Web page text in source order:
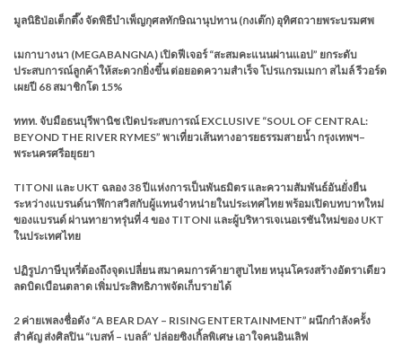
มูลนิธิป่อเต็กตึ๊ง จัดพิธีบำเพ็ญกุศลทักษิณานุปทาน (กงเต๊ก) อุทิศถวายพระบรมศพ
เมกาบางนา (MEGABANGNA) เปิดฟีเจอร์ “สะสมคะแนนผ่านแอป” ยกระดับ
ประสบการณ์ลูกค้าให้สะดวกยิ่งขึ้น ต่อยอดความสำเร็จ โปรแกรมเมกา สไมล์ รีวอร์ด
เผยปี 68 สมาชิกโต 15%
ททท. จับมือธนบุรีพานิช เปิดประสบการณ์ EXCLUSIVE “SOUL OF CENTRAL:
BEYOND THE RIVER RYMES” พาเที่ยวเส้นทางอารยธรรมสายน้ำ กรุงเทพฯ–
พระนครศรีอยุธยา
TITONI และ UKT ฉลอง 38 ปีแห่งการเป็นพันธมิตร และความสัมพันธ์อันยั่งยืน
ระหว่างแบรนด์นาฬิกาสวิสกับผู้แทนจำหน่ายในประเทศไทย พร้อมเปิดบทบาทใหม่
ของแบรนด์ ผ่านทายาทรุ่นที่ 4 ของ TITONI และผู้บริหารเจเนอเรชันใหม่ของ UKT
ในประเทศไทย
ปฏิรูปภาษีบุหรี่ต้องถึงจุดเปลี่ยน สมาคมการค้ายาสูบไทย หนุนโครงสร้างอัตราเดียว
ลดบิดเบือนตลาด เพิ่มประสิทธิภาพจัดเก็บรายได้
2 ค่ายเพลงชื่อดัง “A BEAR DAY – RISING ENTERTAINMENT” ผนึกกำลังครั้ง
สำคัญ ส่งศิลปิน “เบสท์ – เบลล์” ปล่อยซิงเกิ้ลพิเศษ เอาใจคนอินเลิฟ